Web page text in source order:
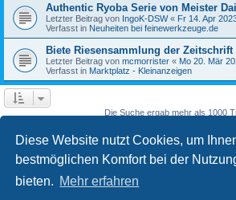
Diese Website nutzt Cookies, um
bestmöglichen Komfort bei der
bieten. Mehr erfahren
Authentic Ryoba Serie von Meister
Letzter Beitrag von IngoK-DSW« Fr 14. Apr
Verfasst in Neuheiten bei feinewerkzeuge.de
Biete Riesensammlung der Zeitschrift
Letzter Beitrag von mcmorrister « Mo 20. Mär
Verfasst in Marktplatz - Kleinanzeigen
Die Suche ergab mehr als 1000